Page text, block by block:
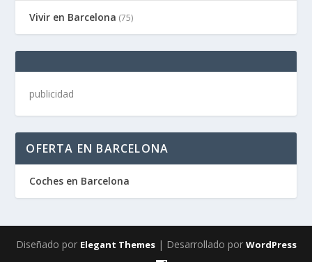
Vivir en Barcelona (75)
publicidad
OFERTA EN BARCELONA
Coches en Barcelona
Diseñado por Elegant Themes| Desarrollado por WordPress